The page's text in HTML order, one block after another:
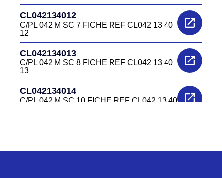
CL042134012
C/PL 042 M SC 7 FICHE REF CL042 13 40
12
CL042134013
C/PL 042 M SC 8 FICHE REF CL042 13 40
13
CL042134014
C/PL 042 M SC 10 FICHE REF CL042 13 40